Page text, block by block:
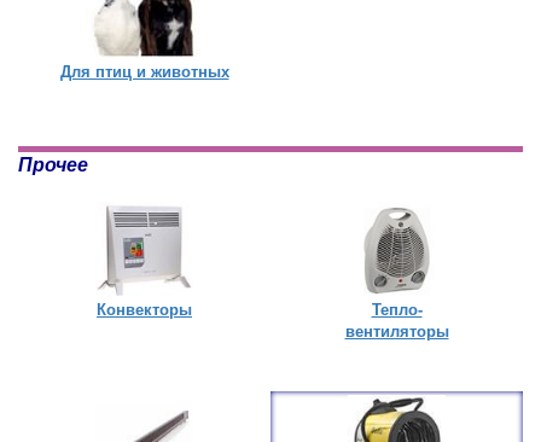
Для птиц и животных
Прочее
Конвекторы
Тепло-
вентиляторы